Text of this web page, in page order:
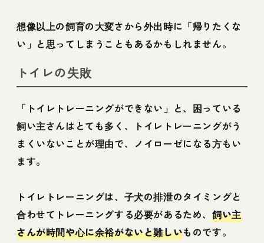
想像以上の飼育の大変さから外出時に「帰りたくな
い」と思ってしまうこともあるかもしれません。
トイレの失敗
「トイレトレーニングができない」と、困っている
飼い主さんはとても多く、トイレトレーニングがう
まくいないことが理由で、ノイローゼになる方もい
ます。
トイレトレーニングは、子犬の排泄のタイミングと
合わせてトレーニングする必要があるため、 飼い主
さんが時間や心に余裕がないと難しいものです。